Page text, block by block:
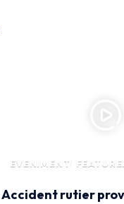
EVENIMENT
Accident rutier